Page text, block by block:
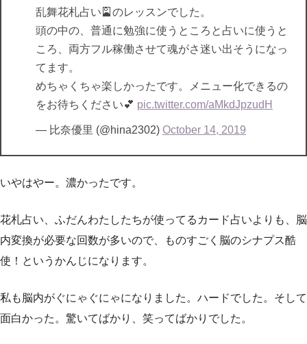
乱舞花札占い🎴のレッスンでした。
頭の中の、普通に勉強に使うところと占いに使うと
ころ、両方フル稼働させて魂がさ迷い出そうになっ
てます。
めちゃくちゃ楽しかったです。メニュー化できるの
をお待ちください💕 pic.twitter.com/aMkdJpzudH
— 比奈優里 (@hina2302) October 14, 2019
いやはやー。濃かったです。
花札占い、ふだんわたしたちが使ってるカード占いよりも、脳
内変換が必要な回数が多いので、ものすごく脳のシナプス酷
使！というかんじになります。
私も脳内がぐにゃぐにゃになりました。ハードでした。そして
面白かった。驚いてばかり、笑ってばかりでした。